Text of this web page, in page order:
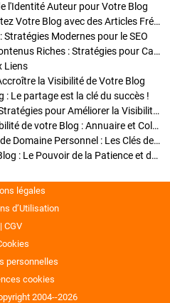
l'Identité Auteur pour Votre Blog
Stratégies de Publication : Boostez Votre Blog avec des Articles Fréquents et Exclusifs
Stratégies Modernes pour le SEO
Enrichir Vos Articles avec des Contenus Riches : Stratégies pour Captiver et Optimiser
Liens
la Visibilité de Votre Blog
: Le partage est la clé du succès !
Optimisation SEO des Articles : Stratégies pour Améliorer la Visibilité de Votre Blog
Stratégies pour améliorer la visibilité de votre Blog : Annuaire et Collaborations
Pourquoi Investir dans un Nom de Domaine Personnel : Les Clés de la Réussite de Votre Blog
Comment Faire Émerger Votre Blog : Le Pouvoir de la Patience et de la Persévérance
légales
d’Utilisation
CGV
personnelles
cookies
2004--2026